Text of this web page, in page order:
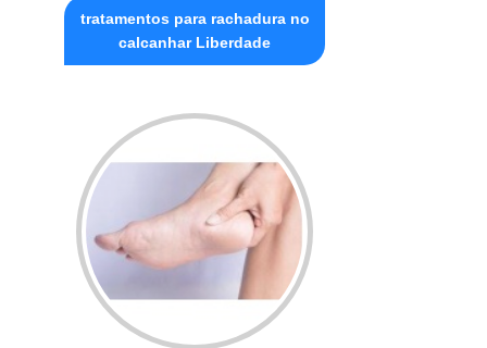
tratamentos para rachadura no
calcanhar Liberdade